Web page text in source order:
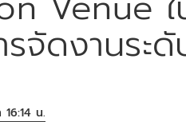
จัดงานระ
น.